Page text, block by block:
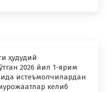
ҳудудий
2026 йил 1-ярим
истеъмолчилардан
келиб